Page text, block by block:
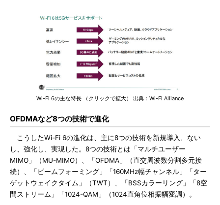
Wi-Fi 6の主な特長 （クリックで拡大） 出典：Wi-Fi Alliance
OFDMAなど8つの技術で進化
こうしたWi-Fi 6の進化は、主に8つの技術を新規導入、ない
し、強化し、実現した。8つの技術とは「マルチユーザー
MIMO」（MU-MIMO）、「OFDMA」（直交周波数分割多元接
続）、「ビームフォーミング」「160MHz幅チャンネル」「ター
ゲットウェイクタイム」（TWT）、「BSSカラーリング」「8空
間ストリーム」「1024-QAM」（1024直角位相振幅変調）。